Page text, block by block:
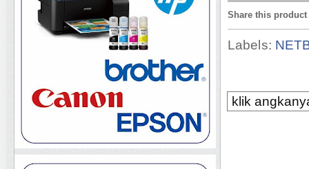
Share this product
Labels:
klik